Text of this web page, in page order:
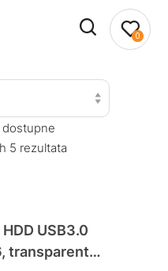
0
dostupne
5 rezultata
USB3.0
transparent